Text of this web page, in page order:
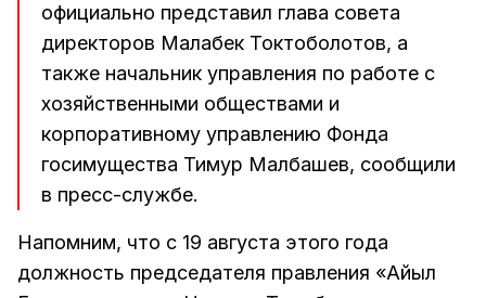
официально представил глава совета
директоров Малабек Токтоболотов, а
также начальник управления по работе с
хозяйственными обществами и
корпоративному управлению Фонда
госимущества Тимур Малбашев, сообщили
в пресс-службе.
Напомним, что с 19 августа этого года
должность председателя правления «Айыл